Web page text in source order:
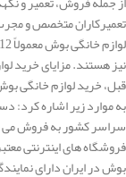
تعمیرکاران متخصص و
نیز هستند. مزایای خرید
قبل، خرید لوازم خانگی
به موارد زیر اشاره
سراسر کشور به فروش
فروشگاه های اینترنتی
بوش در ایران دارای